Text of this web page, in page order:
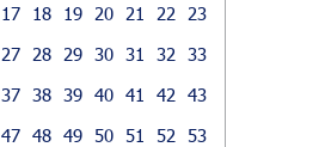
17 18 19 20 21 22
23
27 28 29 30 31 32
33
37 38 39 40 41 42
43
47 48 49 50 51 52
53